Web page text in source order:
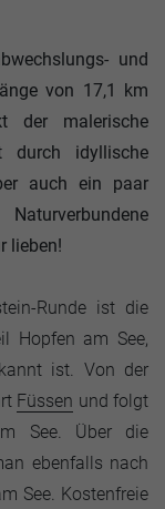
und
von 17,1 km
der malerische
durch idyllische
auch ein paar
lieben!
Runde ist die
Hopfen am See,
ist. Von der
Füssen und folgt
See. Über die
ebenfalls nach
See. Kostenfreie